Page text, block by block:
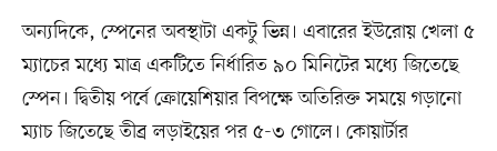
অন্যদিকে, স্পেনের অবস্থাটা একটু ভিন্ন। এবারের ইউরোয় খেলা ৫
ম্যাচের মধ্যে মাত্র একটিতে নির্ধারিত ৯০ মিনিটের মধ্যে জিতেছে
স্পেন। দ্বিতীয় পর্বে ক্রোয়েশিয়ার বিপক্ষে অতিরিক্ত সময়ে গড়ানো
ম্যাচ জিতেছে তীব্র লড়াইয়ের পর ৫-৩ গোলে। কোয়ার্টার